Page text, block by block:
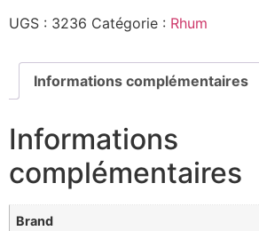
UGS : 3236 Catégorie : Rhum
Informations complémentaires
Informations
complémentaires
Brand